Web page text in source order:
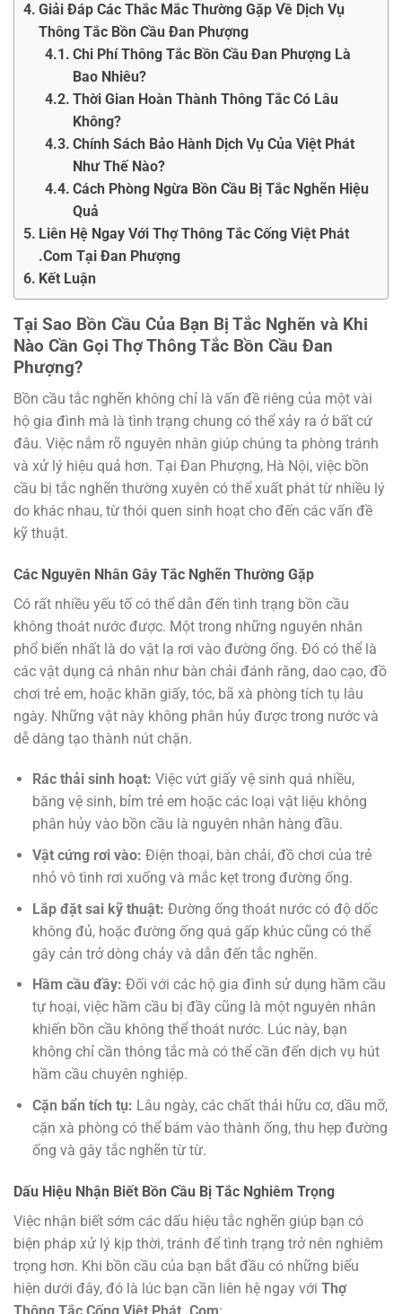
Giải Đáp Các Thắc Mắc Thường Gặp Về Dịch Vụ
Thông Tắc Bồn Cầu Đan Phượng
Chi Phí Thông Tắc Bồn Cầu Đan Phượng Là
Bao Nhiêu?
Thời Gian Hoàn Thành Thông Tắc Có Lâu
Không?
Chính Sách Bảo Hành Dịch Vụ Của Việt Phát
Như Thế Nào?
Cách Phòng Ngừa Bồn Cầu Bị Tắc Nghẽn Hiệu
Quả
Liên Hệ Ngay Với Thợ Thông Tắc Cống Việt Phát
.Com Tại Đan Phượng
Kết Luận
Tại Sao Bồn Cầu Của Bạn Bị Tắc Nghẽn và Khi
Nào Cần Gọi Thợ Thông Tắc Bồn Cầu Đan
Phượng?
Bồn cầu tắc nghẽn không chỉ là vấn đề riêng của một vài
hộ gia đình mà là tình trạng chung có thể xảy ra ở bất cứ
đâu. Việc nắm rõ nguyên nhân giúp chúng ta phòng tránh
và xử lý hiệu quả hơn. Tại Đan Phượng, Hà Nội, việc bồn
cầu bị tắc nghẽn thường xuyên có thể xuất phát từ nhiều lý
do khác nhau, từ thói quen sinh hoạt cho đến các vấn đề
kỹ thuật.
Các Nguyên Nhân Gây Tắc Nghẽn Thường Gặp
Có rất nhiều yếu tố có thể dẫn đến tình trạng bồn cầu
không thoát nước được. Một trong những nguyên nhân
phổ biến nhất là do vật lạ rơi vào đường ống. Đó có thể là
các vật dụng cá nhân như bàn chải đánh răng, dao cạo, đồ
chơi trẻ em, hoặc khăn giấy, tóc, bã xà phòng tích tụ lâu
ngày. Những vật này không phân hủy được trong nước và
dễ dàng tạo thành nút chặn.
Rác thải sinh hoạt: Việc vứt giấy vệ sinh quá nhiều,
băng vệ sinh, bỉm trẻ em hoặc các loại vật liệu không
phân hủy vào bồn cầu là nguyên nhân hàng đầu.
Vật cứng rơi vào: Điện thoại, bàn chải, đồ chơi của trẻ
nhỏ vô tình rơi xuống và mắc kẹt trong đường ống.
Lắp đặt sai kỹ thuật: Đường ống thoát nước có độ dốc
không đủ, hoặc đường ống quá gấp khúc cũng có thể
gây cản trở dòng chảy và dẫn đến tắc nghẽn.
Hầm cầu đầy: Đối với các hộ gia đình sử dụng hầm cầu
tự hoại, việc hầm cầu bị đầy cũng là một nguyên nhân
khiến bồn cầu không thể thoát nước. Lúc này, bạn
không chỉ cần thông tắc mà có thể cần đến dịch vụ hút
hầm cầu chuyên nghiệp.
Cặn bẩn tích tụ: Lâu ngày, các chất thải hữu cơ, dầu mỡ,
cặn xà phòng có thể bám vào thành ống, thu hẹp đường
ống và gây tắc nghẽn từ từ.
Dấu Hiệu Nhận Biết Bồn Cầu Bị Tắc Nghiêm Trọng
Việc nhận biết sớm các dấu hiệu tắc nghẽn giúp bạn có
biện pháp xử lý kịp thời, tránh để tình trạng trở nên nghiêm
trọng hơn. Khi bồn cầu của bạn bắt đầu có những biểu
hiện dưới đây, đó là lúc bạn cần liên hệ ngay với Thợ
Thông Tắc Cống Việt Phát .Com: